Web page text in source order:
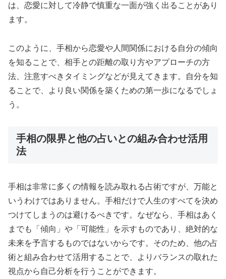
は、恋愛に対して冷静で慎重な一面が強く出ることがあり
ます。
このように、手相から恋愛や人間関係における自分の傾向
を知ることで、相手との距離の取り方やアプローチの方
法、注意すべきタイミングなどが見えてきます。自分を知
ることで、より良い関係を築くための第一歩になるでしょ
う。
手相の限界と他の占いとの組み合わせ活用
法
手相は非常に多くの情報を読み取れる占術ですが、万能と
いうわけではありません。手相だけで人生のすべてを決め
つけてしまうのは避けるべきです。なぜなら、手相はあく
までも「傾向」や「可能性」を示すものであり、絶対的な
未来を予言するものではないからです。そのため、他の占
術と組み合わせて活用することで、よりバランスの取れた
視点から自己分析を行うことができます。